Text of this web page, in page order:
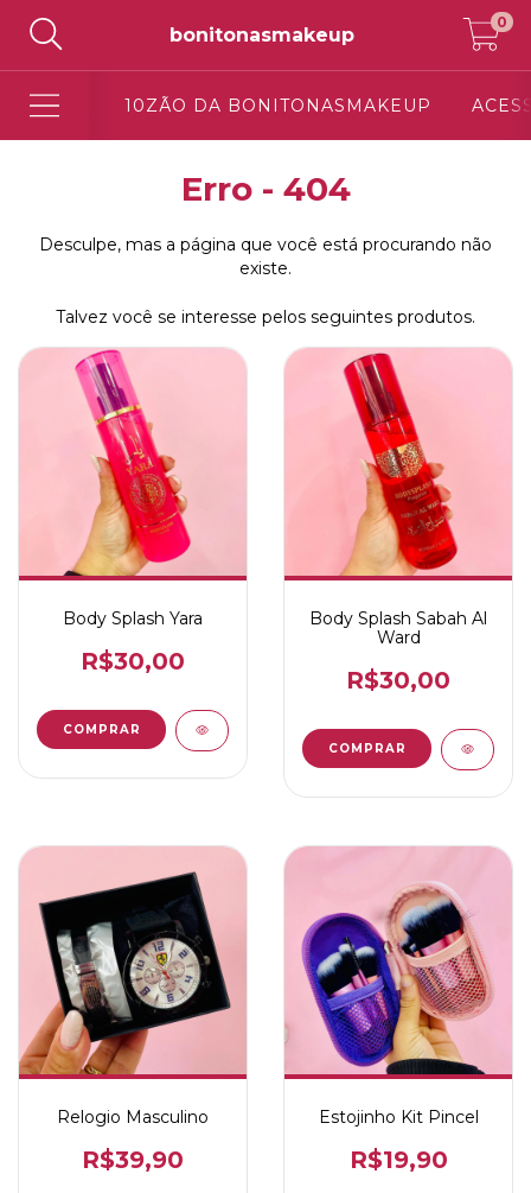
bonitonasmakeup
0
10ZÃO DA BONITONASMAKEUP
Erro - 404
Desculpe, mas a página que você está procurando não
existe.
Talvez você se interesse pelos seguintes produtos.
Body Splash Yara
R$30,00
Body Splash Sabah Al
Ward
R$30,00
Relogio Masculino
R$39,90
Estojinho Kit Pincel
R$19,90